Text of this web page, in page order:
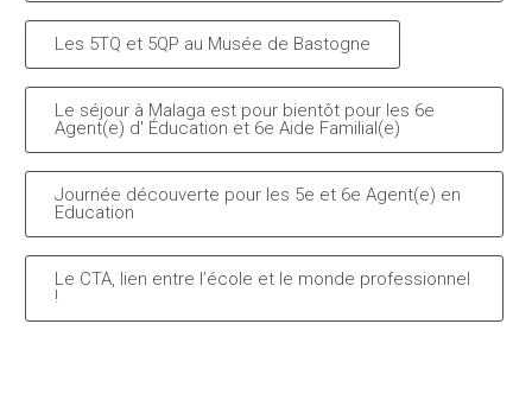
Les 5TQ et 5QP au Musée de Bastogne
Le séjour à Malaga est pour bientôt pour les 6e
Agent(e) d' Éducation et 6e Aide Familial(e)
Journée découverte pour les 5e et 6e Agent(e) en
Education
Le CTA, lien entre l’école et le monde professionnel
!